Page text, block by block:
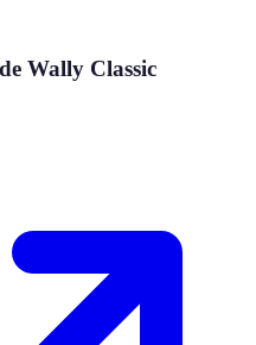
Wally Classic